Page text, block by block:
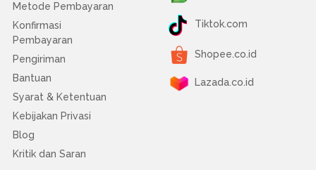
Metode Pembayaran
Konfirmasi
Pembayaran
Pengiriman
Bantuan
Syarat & Ketentuan
Kebijakan Privasi
Blog
Kritik dan Saran
Tiktok.com
Shopee.co.id
Lazada.co.id